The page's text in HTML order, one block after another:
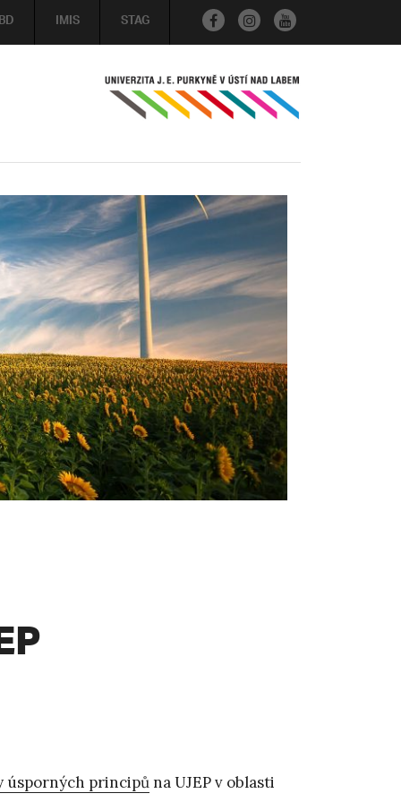
IMIS STAG
úsporných principůna UJEP v oblasti